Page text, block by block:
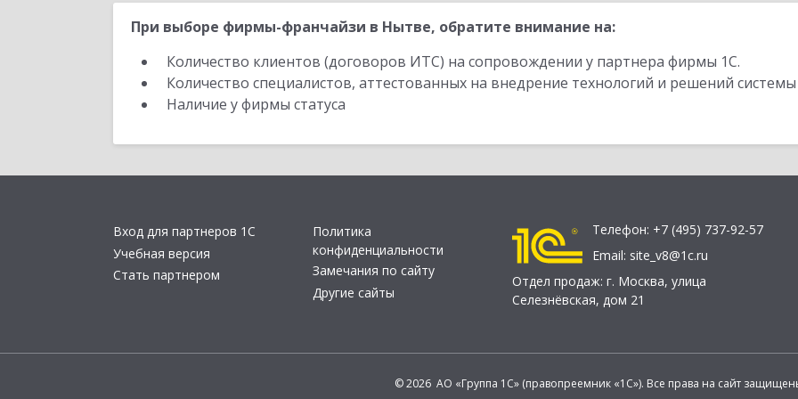
При выборе фирмы-франчайзи в Нытве, обратите внимание на:
Количество клиентов (договоров ИТС) на сопровождении у партнера фирмы 1С.
Количество специалистов, аттестованных на внедрение технологий и решений
Наличие у фирмы статуса
Вход для партнеров 1С
Учебная версия
Стать партнером
Политика
конфиденциальности
Замечания по сайту
Другие сайты
Телефон: +7 (495) 737-92-57
Email: site_v8@1c.ru
Отдел продаж: г. Москва, улица
Селезнёвская, дом 21
© 2026 АО «Группа 1С» (правопреемник «1С»). Все права на сайт